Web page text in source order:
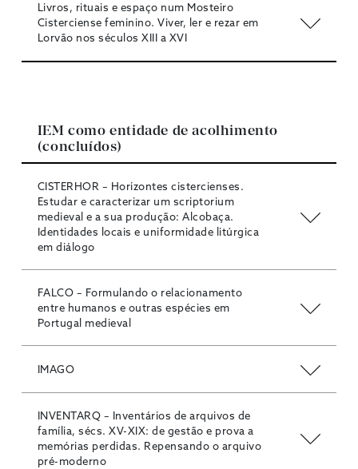
Livros, rituais e espaço num Mosteiro
Cisterciense feminino. Viver, ler e rezar em
Lorvão nos séculos XIII a XVI
IEM como entidade de acolhimento
(concluídos)
CISTERHOR – Horizontes cistercienses.
Estudar e caracterizar um scriptorium
medieval e a sua produção: Alcobaça.
Identidades locais e uniformidade litúrgica
em diálogo
FALCO – Formulando o relacionamento
entre humanos e outras espécies em
Portugal medieval
IMAGO
INVENTARQ – Inventários de arquivos de
família, sécs. XV-XIX: de gestão e prova a
memórias perdidas. Repensando o arquivo
pré-moderno